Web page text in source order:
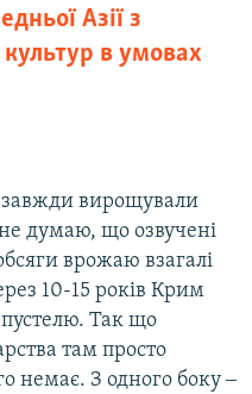
Азії з
в умовах
завжди вирощували
думаю, що озвучені
врожаю взагалі
10-15 років Крим
Так що
там просто
немає. З одного боку ‒